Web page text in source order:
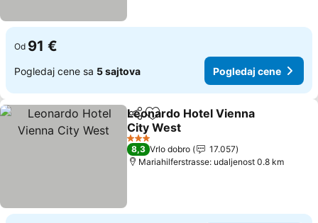
Od 91 €
Pogledaj cene sa 5 sajtova Pogledaj cene
Deli Dodati u favorite
Leonardo Hotel Vienna
City West
3 Zvezdice
8,3 Vrlo dobro
17.057
Mariahilferstrasse: udaljenost 0.8 km